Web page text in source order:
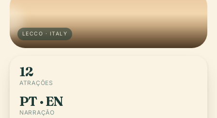
LECCO · ITALY
12
ATRAÇÕES
PT · EN
NARRAÇÃO